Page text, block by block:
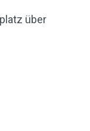
über